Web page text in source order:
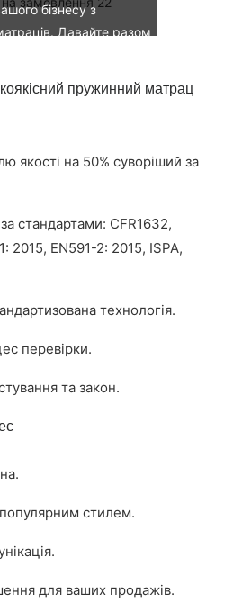
бізнесу з
Давайте разом
пружинний матрац
якості на 50% суворіший за
стандартами: CFR1632,
2015, EN591-2: 2015, ISPA,
технологія.
перевірки.
та закон.
стилем.
для ваших продажів.